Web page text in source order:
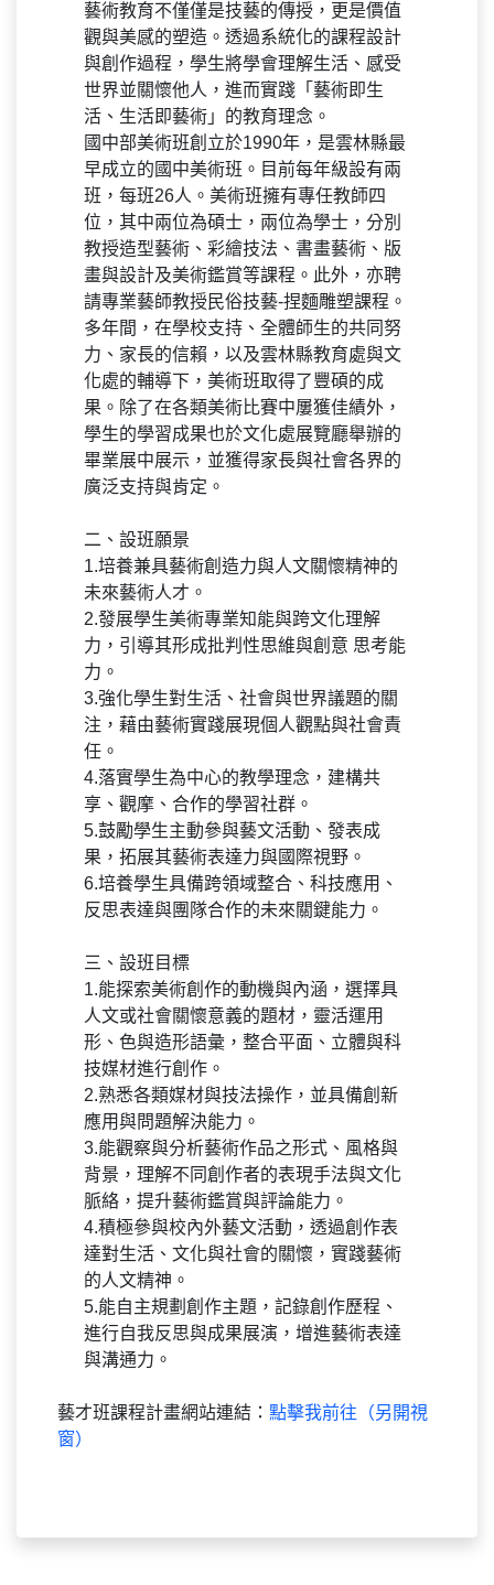
藝術教育不僅僅是技藝的傳授，更是價值
觀與美感的塑造。透過系統化的課程設計
與創作過程，學生將學會理解生活、感受
世界並關懷他人，進而實踐「藝術即生
活、生活即藝術」的教育理念。
國中部美術班創立於1990年，是雲林縣最
早成立的國中美術班。目前每年級設有兩
班，每班26人。美術班擁有專任教師四
位，其中兩位為碩士，兩位為學士，分別
教授造型藝術、彩繪技法、書畫藝術、版
畫與設計及美術鑑賞等課程。此外，亦聘
請專業藝師教授民俗技藝-捏麵雕塑課程。
多年間，在學校支持、全體師生的共同努
力、家長的信賴，以及雲林縣教育處與文
化處的輔導下，美術班取得了豐碩的成
果。除了在各類美術比賽中屢獲佳績外，
學生的學習成果也於文化處展覽廳舉辦的
畢業展中展示，並獲得家長與社會各界的
廣泛支持與肯定。
二、設班願景
1.培養兼具藝術創造力與人文關懷精神的
未來藝術人才。
2.發展學生美術專業知能與跨文化理解
力，引導其形成批判性思維與創意 思考能
力。
3.強化學生對生活、社會與世界議題的關
注，藉由藝術實踐展現個人觀點與社會責
任。
4.落實學生為中心的教學理念，建構共
享、觀摩、合作的學習社群。
5.鼓勵學生主動參與藝文活動、發表成
果，拓展其藝術表達力與國際視野。
6.培養學生具備跨領域整合、科技應用、
反思表達與團隊合作的未來關鍵能力。
三、設班目標
1.能探索美術創作的動機與內涵，選擇具
人文或社會關懷意義的題材，靈活運用
形、色與造形語彙，整合平面、立體與科
技媒材進行創作。
2.熟悉各類媒材與技法操作，並具備創新
應用與問題解決能力。
3.能觀察與分析藝術作品之形式、風格與
背景，理解不同創作者的表現手法與文化
脈絡，提升藝術鑑賞與評論能力。
4.積極參與校內外藝文活動，透過創作表
達對生活、文化與社會的關懷，實踐藝術
的人文精神。
5.能自主規劃創作主題，記錄創作歷程、
進行自我反思與成果展演，增進藝術表達
與溝通力。
藝才班課程計畫網站連結： 點擊我前往（另開視
窗）